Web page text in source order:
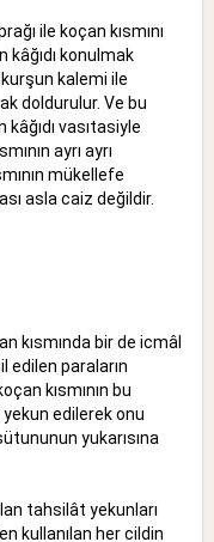
ile koçan kısmını
kâğıdı konulmak
kalemi ile
doldurulur. Ve bu
kâğıdı vasıtasiyle
ayrı ayrı
mükellefe
asla caiz değildir.
kısmında bir de icmâl
edilen paraların
kısmının bu
edilerek onu
yukarısına
tahsilât yekunları
kullanılan her cildin